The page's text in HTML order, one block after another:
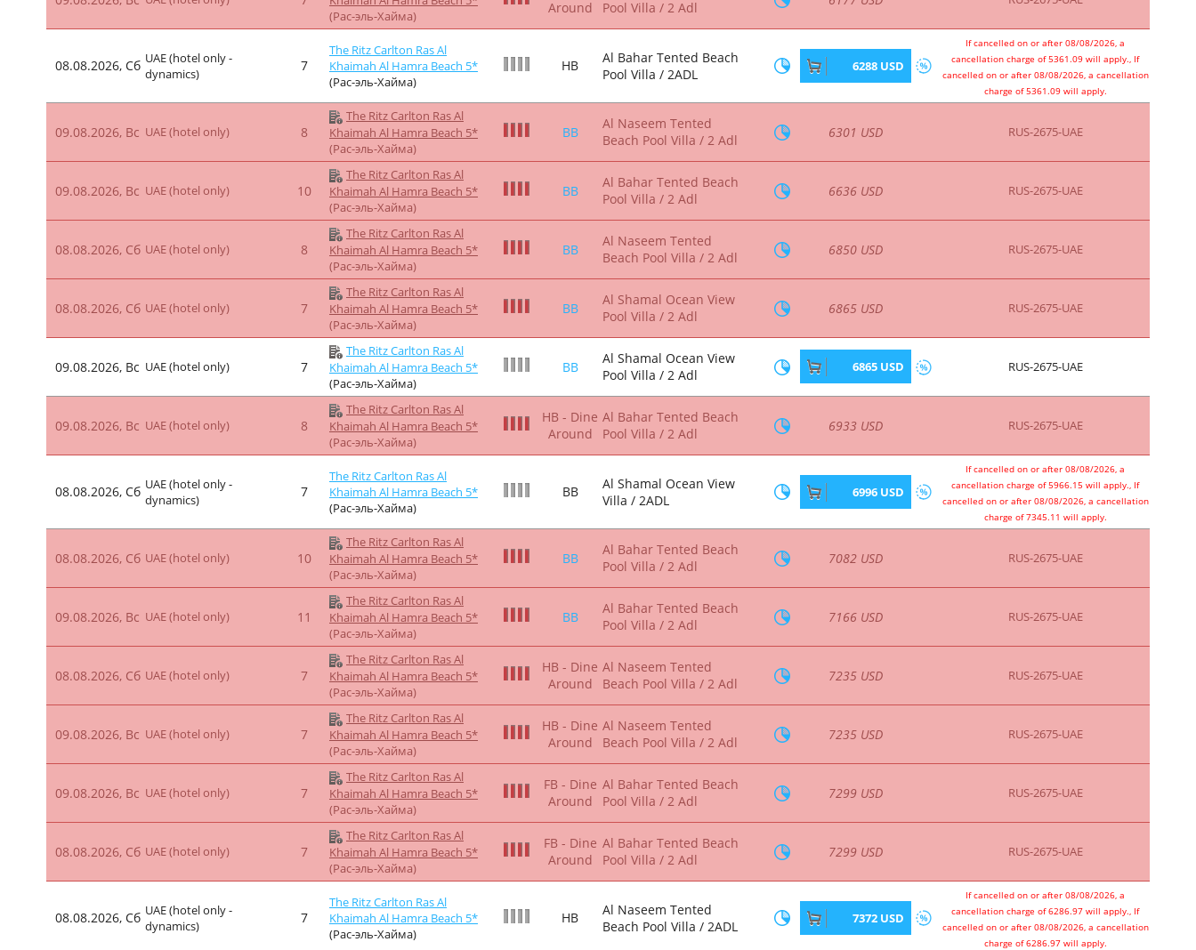
(Рас-эль-Хайма)
Around
Pool Villa / 2 Adl
08.08.2026, Сб UAE (hotel only -
dynamics)
7
The Ritz Carlton Ras Al
Khaimah Al Hamra Beach 5*
(Рас-эль-Хайма)
HB
Al Bahar Tented Beach
Pool Villa / 2ADL
6288 USD
If cancelled on or after 08/08/2026, a
cancellation charge of 5361.09 will apply., If
cancelled on or after 08/08/2026, a cancellation
charge of 5361.09 will apply.
09.08.2026, Вс UAE (hotel only) 8
The Ritz Carlton Ras Al
Khaimah Al Hamra Beach 5*
(Рас-эль-Хайма)
BB
Al Naseem Tented
Beach Pool Villa / 2 Adl
6301 USD RUS-2675-UAE
09.08.2026, Вс UAE (hotel only) 10
The Ritz Carlton Ras Al
Khaimah Al Hamra Beach 5*
(Рас-эль-Хайма)
BB
Al Bahar Tented Beach
Pool Villa / 2 Adl
6636 USD RUS-2675-UAE
08.08.2026, Сб UAE (hotel only) 8
The Ritz Carlton Ras Al
Khaimah Al Hamra Beach 5*
(Рас-эль-Хайма)
BB
Al Naseem Tented
Beach Pool Villa / 2 Adl
6850 USD RUS-2675-UAE
08.08.2026, Сб UAE (hotel only) 7
The Ritz Carlton Ras Al
Khaimah Al Hamra Beach 5*
(Рас-эль-Хайма)
BB
Al Shamal Ocean View
Pool Villa / 2 Adl
6865 USD RUS-2675-UAE
09.08.2026, Вс UAE (hotel only) 7
The Ritz Carlton Ras Al
Khaimah Al Hamra Beach 5*
(Рас-эль-Хайма)
BB
Al Shamal Ocean View
Pool Villa / 2 Adl
6865 USD RUS-2675-UAE
09.08.2026, Вс UAE (hotel only) 8
The Ritz Carlton Ras Al
Khaimah Al Hamra Beach 5*
(Рас-эль-Хайма)
HB - Dine
Around
Al Bahar Tented Beach
Pool Villa / 2 Adl
6933 USD RUS-2675-UAE
08.08.2026, Сб UAE (hotel only -
dynamics)
7
The Ritz Carlton Ras Al
Khaimah Al Hamra Beach 5*
(Рас-эль-Хайма)
BB
Al Shamal Ocean View
Villa / 2ADL
6996 USD
If cancelled on or after 08/08/2026, a
cancellation charge of 5966.15 will apply., If
cancelled on or after 08/08/2026, a cancellation
charge of 7345.11 will apply.
08.08.2026, Сб UAE (hotel only) 10
The Ritz Carlton Ras Al
Khaimah Al Hamra Beach 5*
(Рас-эль-Хайма)
BB
Al Bahar Tented Beach
Pool Villa / 2 Adl
7082 USD RUS-2675-UAE
09.08.2026, Вс UAE (hotel only) 11
The Ritz Carlton Ras Al
Khaimah Al Hamra Beach 5*
(Рас-эль-Хайма)
BB
Al Bahar Tented Beach
Pool Villa / 2 Adl
7166 USD RUS-2675-UAE
08.08.2026, Сб UAE (hotel only) 7
The Ritz Carlton Ras Al
Khaimah Al Hamra Beach 5*
(Рас-эль-Хайма)
HB - Dine
Around
Al Naseem Tented
Beach Pool Villa / 2 Adl
7235 USD RUS-2675-UAE
09.08.2026, Вс UAE (hotel only) 7
The Ritz Carlton Ras Al
Khaimah Al Hamra Beach 5*
(Рас-эль-Хайма)
HB - Dine
Around
Al Naseem Tented
Beach Pool Villa / 2 Adl
7235 USD RUS-2675-UAE
09.08.2026, Вс UAE (hotel only) 7
The Ritz Carlton Ras Al
Khaimah Al Hamra Beach 5*
(Рас-эль-Хайма)
FB - Dine
Around
Al Bahar Tented Beach
Pool Villa / 2 Adl
7299 USD RUS-2675-UAE
08.08.2026, Сб UAE (hotel only) 7
The Ritz Carlton Ras Al
Khaimah Al Hamra Beach 5*
(Рас-эль-Хайма)
FB - Dine
Around
Al Bahar Tented Beach
Pool Villa / 2 Adl
7299 USD RUS-2675-UAE
08.08.2026, Сб UAE (hotel only -
dynamics)
7
The Ritz Carlton Ras Al
Khaimah Al Hamra Beach 5*
(Рас-эль-Хайма)
HB
Al Naseem Tented
Beach Pool Villa / 2ADL
7372 USD
If cancelled on or after 08/08/2026, a
cancellation charge of 6286.97 will apply., If
cancelled on or after 08/08/2026, a cancellation
charge of 6286.97 will apply.